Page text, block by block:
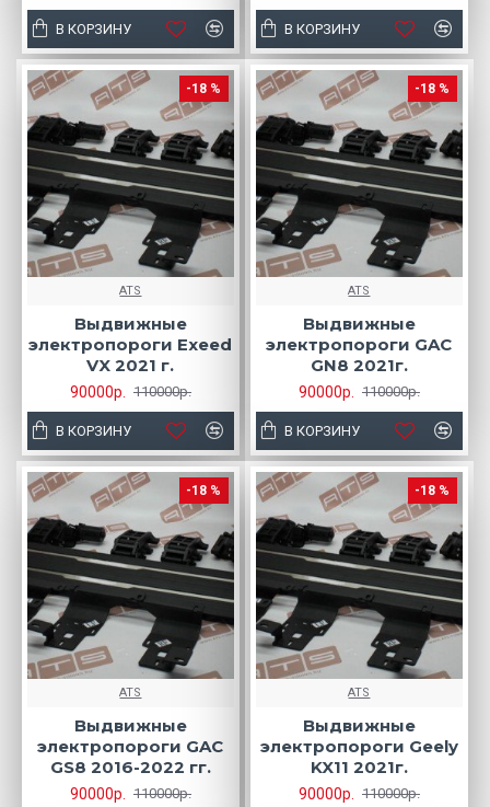
В КОРЗИНУ В КОРЗИНУ
-18 %
ATS
Выдвижные
электропороги Exeed
VX 2021 г.
90000р. 110000р.
В КОРЗИНУ
-18 %
ATS
Выдвижные
электропороги GAC
GN8 2021г.
90000р. 110000р.
В КОРЗИНУ
-18 %
ATS
Выдвижные
электропороги GAC
GS8 2016-2022 гг.
90000р. 110000р.
-18 %
ATS
Выдвижные
электропороги Geely
KX11 2021г.
90000р. 110000р.